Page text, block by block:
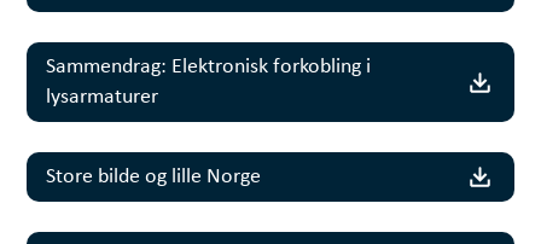
Sammendrag: Elektronisk forkobling i
lysarmaturer
Store bilde og lille Norge